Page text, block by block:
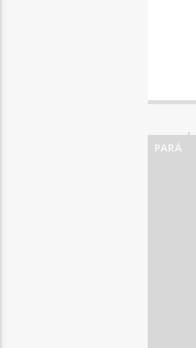
PARÁ